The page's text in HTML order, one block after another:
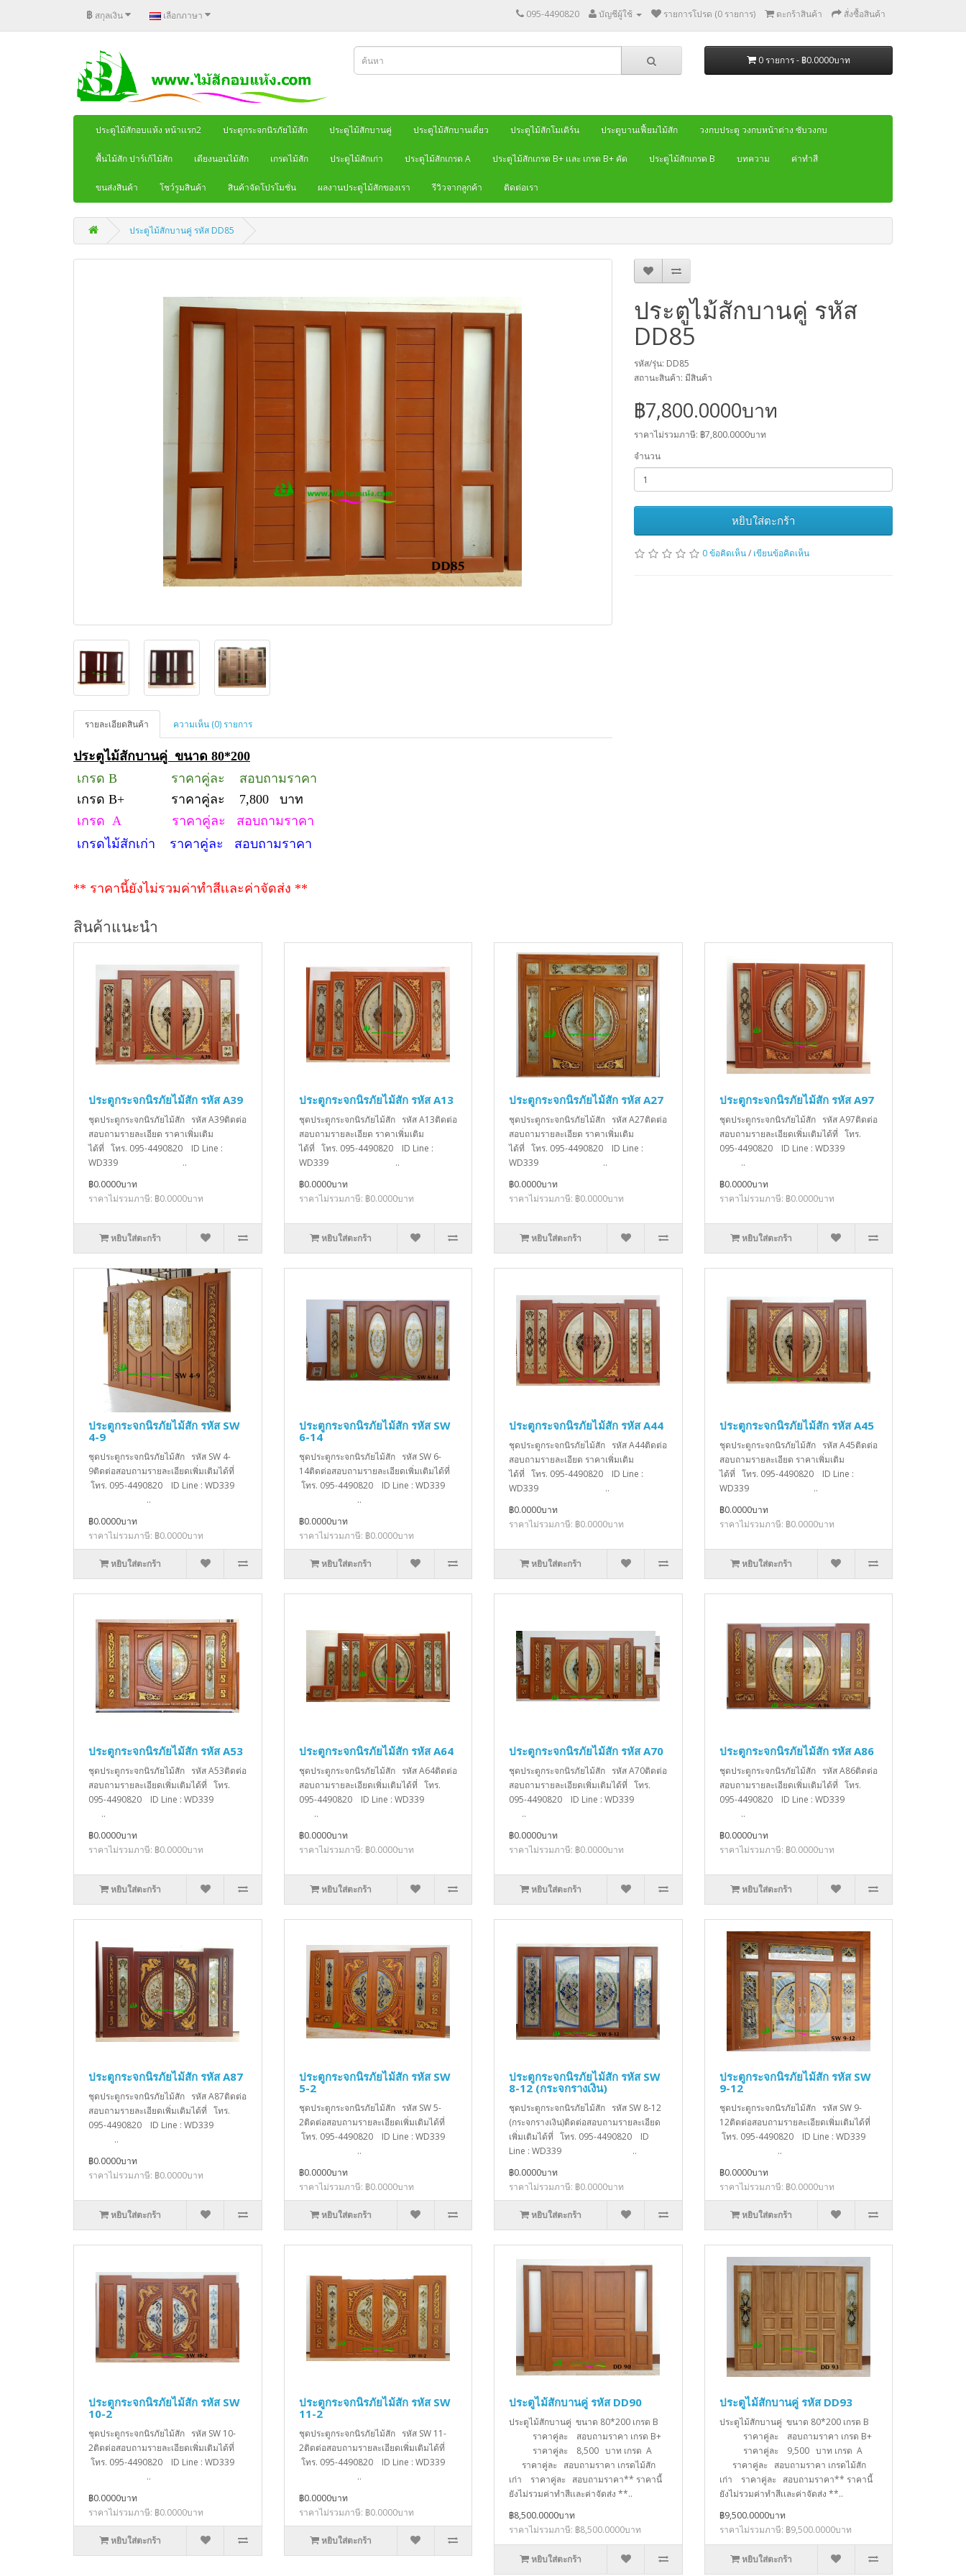
฿ สกุลเงิน เลือกภาษา 095-4490820 บัญชีผู้ใช้ รายการโปรด (0 รายการ) ตะกร้าสินค้า สั่งซื้อสินค้า
0 รายการ - ฿0.0000บาท
ประตูไม้สักอบแห้ง หน้าเเรก2 ประตูกระจกนิรภัยไม้สัก ประตูไม้สักบานคู่ ประตูไม้สักบานเดี่ยว ประตูไม้สักโมเดิร์น ประตูบานเฟี้ยมไม้สัก วงกบประตู วงกบหน้าต่าง ซับวงกบ
พื้นไม้สัก ปาร์เก้ไม้สัก เตียงนอนไม้สัก เกรดไม้สัก ประตูไม้สักเก่า ประตูไม้สักเกรด A ประตูไม้สักเกรด B+ เเละ เกรด B+ คัด ประตูไม้สักเกรด B บทความ ค่าทำสี
ขนส่งสินค้า โชว์รูมสินค้า สินค้าจัดโปรโมชั่น ผลงานประตูไม้สักของเรา รีวิวจากลูกค้า ติดต่อเรา
ประตูไม้สักบานคู่ รหัส DD85
รายละเอียดสินค้า ความเห็น (0) รายการ
ประตูไม้สักบานคู่ ขนาด 80*200
เกรด B ราคาคู่ละ สอบถามราคา
เกรด B+ ราคาคู่ละ 7,800 บาท
เกรด A ราคาคู่ละ สอบถามราคา
เกรดไม้สักเก่า ราคาคู่ละ สอบถามราคา
** ราคานี้ยังไม่รวมค่าทำสีเเละค่าจัดส่ง **
ประตูไม้สักบานคู่ รหัส
DD85
รหัส/รุ่น: DD85
สถานะสินค้า: มีสินค้า
฿7,800.0000บาท
ราคาไม่รวมภาษี: ฿7,800.0000บาท
จำนวน
หยิบใส่ตะกร้า
0 ข้อคิดเห็น/ เขียนข้อคิดเห็น
สินค้าแนะนำ
ประตูกระจกนิรภัยไม้สัก รหัส A39
ชุดประตูกระจกนิรภัยไม้สัก รหัส A39ติดต่อ
สอบถามรายละเอียด ราคาเพิ่มเติม
ได้ที่ โทร. 095-4490820 ID Line :
WD339 ..
฿0.0000บาท
ราคาไม่รวมภาษี: ฿0.0000บาท
หยิบใส่ตะกร้า
ประตูกระจกนิรภัยไม้สัก รหัส A13
ชุดประตูกระจกนิรภัยไม้สัก รหัส A13ติดต่อ
สอบถามรายละเอียด ราคาเพิ่มเติม
ได้ที่ โทร. 095-4490820 ID Line :
WD339 ..
฿0.0000บาท
ราคาไม่รวมภาษี: ฿0.0000บาท
หยิบใส่ตะกร้า
ประตูกระจกนิรภัยไม้สัก รหัส A27
ชุดประตูกระจกนิรภัยไม้สัก รหัส A27ติดต่อ
สอบถามรายละเอียด ราคาเพิ่มเติม
ได้ที่ โทร. 095-4490820 ID Line :
WD339 ..
฿0.0000บาท
ราคาไม่รวมภาษี: ฿0.0000บาท
หยิบใส่ตะกร้า
ประตูกระจกนิรภัยไม้สัก รหัส A97
ชุดประตูกระจกนิรภัยไม้สัก รหัส A97ติดต่อ
สอบถามรายละเอียดเพิ่มเติมได้ที่ โทร.
095-4490820 ID Line : WD339
..
฿0.0000บาท
ราคาไม่รวมภาษี: ฿0.0000บาท
หยิบใส่ตะกร้า
ประตูกระจกนิรภัยไม้สัก รหัส SW
4-9
ชุดประตูกระจกนิรภัยไม้สัก รหัส SW 4-
9ติดต่อสอบถามรายละเอียดเพิ่มเติมได้ที่
โทร. 095-4490820 ID Line : WD339
..
฿0.0000บาท
ราคาไม่รวมภาษี: ฿0.0000บาท
หยิบใส่ตะกร้า
ประตูกระจกนิรภัยไม้สัก รหัส SW
6-14
ชุดประตูกระจกนิรภัยไม้สัก รหัส SW 6-
14ติดต่อสอบถามรายละเอียดเพิ่มเติมได้ที่
โทร. 095-4490820 ID Line : WD339
..
฿0.0000บาท
ราคาไม่รวมภาษี: ฿0.0000บาท
หยิบใส่ตะกร้า
ประตูกระจกนิรภัยไม้สัก รหัส A44
ชุดประตูกระจกนิรภัยไม้สัก รหัส A44ติดต่อ
สอบถามรายละเอียด ราคาเพิ่มเติม
ได้ที่ โทร. 095-4490820 ID Line :
WD339 ..
฿0.0000บาท
ราคาไม่รวมภาษี: ฿0.0000บาท
หยิบใส่ตะกร้า
ประตูกระจกนิรภัยไม้สัก รหัส A45
ชุดประตูกระจกนิรภัยไม้สัก รหัส A45ติดต่อ
สอบถามรายละเอียด ราคาเพิ่มเติม
ได้ที่ โทร. 095-4490820 ID Line :
WD339 ..
฿0.0000บาท
ราคาไม่รวมภาษี: ฿0.0000บาท
หยิบใส่ตะกร้า
ประตูกระจกนิรภัยไม้สัก รหัส A53
ชุดประตูกระจกนิรภัยไม้สัก รหัส A53ติดต่อ
สอบถามรายละเอียดเพิ่มเติมได้ที่ โทร.
095-4490820 ID Line : WD339
..
฿0.0000บาท
ราคาไม่รวมภาษี: ฿0.0000บาท
หยิบใส่ตะกร้า
ประตูกระจกนิรภัยไม้สัก รหัส A64
ชุดประตูกระจกนิรภัยไม้สัก รหัส A64ติดต่อ
สอบถามรายละเอียดเพิ่มเติมได้ที่ โทร.
095-4490820 ID Line : WD339
..
฿0.0000บาท
ราคาไม่รวมภาษี: ฿0.0000บาท
หยิบใส่ตะกร้า
ประตูกระจกนิรภัยไม้สัก รหัส A70
ชุดประตูกระจกนิรภัยไม้สัก รหัส A70ติดต่อ
สอบถามรายละเอียดเพิ่มเติมได้ที่ โทร.
095-4490820 ID Line : WD339
..
฿0.0000บาท
ราคาไม่รวมภาษี: ฿0.0000บาท
หยิบใส่ตะกร้า
ประตูกระจกนิรภัยไม้สัก รหัส A86
ชุดประตูกระจกนิรภัยไม้สัก รหัส A86ติดต่อ
สอบถามรายละเอียดเพิ่มเติมได้ที่ โทร.
095-4490820 ID Line : WD339
..
฿0.0000บาท
ราคาไม่รวมภาษี: ฿0.0000บาท
หยิบใส่ตะกร้า
ประตูกระจกนิรภัยไม้สัก รหัส A87
ชุดประตูกระจกนิรภัยไม้สัก รหัส A87ติดต่อ
สอบถามรายละเอียดเพิ่มเติมได้ที่ โทร.
095-4490820 ID Line : WD339
..
฿0.0000บาท
ราคาไม่รวมภาษี: ฿0.0000บาท
หยิบใส่ตะกร้า
ประตูกระจกนิรภัยไม้สัก รหัส SW
5-2
ชุดประตูกระจกนิรภัยไม้สัก รหัส SW 5-
2ติดต่อสอบถามรายละเอียดเพิ่มเติมได้ที่
โทร. 095-4490820 ID Line : WD339
..
฿0.0000บาท
ราคาไม่รวมภาษี: ฿0.0000บาท
หยิบใส่ตะกร้า
ประตูกระจกนิรภัยไม้สัก รหัส SW
8-12 (กระจกรางเงิน)
ชุดประตูกระจกนิรภัยไม้สัก รหัส SW 8-12
(กระจกรางเงิน)ติดต่อสอบถามรายละเอียด
เพิ่มเติมได้ที่ โทร. 095-4490820 ID
Line : WD339 ..
฿0.0000บาท
ราคาไม่รวมภาษี: ฿0.0000บาท
หยิบใส่ตะกร้า
ประตูกระจกนิรภัยไม้สัก รหัส SW
9-12
ชุดประตูกระจกนิรภัยไม้สัก รหัส SW 9-
12ติดต่อสอบถามรายละเอียดเพิ่มเติมได้ที่
โทร. 095-4490820 ID Line : WD339
..
฿0.0000บาท
ราคาไม่รวมภาษี: ฿0.0000บาท
หยิบใส่ตะกร้า
ประตูกระจกนิรภัยไม้สัก รหัส SW
10-2
ชุดประตูกระจกนิรภัยไม้สัก รหัส SW 10-
2ติดต่อสอบถามรายละเอียดเพิ่มเติมได้ที่
โทร. 095-4490820 ID Line : WD339
..
฿0.0000บาท
ราคาไม่รวมภาษี: ฿0.0000บาท
หยิบใส่ตะกร้า
ประตูกระจกนิรภัยไม้สัก รหัส SW
11-2
ชุดประตูกระจกนิรภัยไม้สัก รหัส SW 11-
2ติดต่อสอบถามรายละเอียดเพิ่มเติมได้ที่
โทร. 095-4490820 ID Line : WD339
..
฿0.0000บาท
ราคาไม่รวมภาษี: ฿0.0000บาท
หยิบใส่ตะกร้า
ประตูไม้สักบานคู่ รหัส DD90
ประตูไม้สักบานคู่ ขนาด 80*200 เกรด B
ราคาคู่ละ สอบถามราคา เกรด B+
ราคาคู่ละ 8,500 บาท เกรด A
ราคาคู่ละ สอบถามราคา เกรดไม้สัก
เก่า ราคาคู่ละ สอบถามราคา** ราคานี้
ยังไม่รวมค่าทำสีเเละค่าจัดส่ง **..
฿8,500.0000บาท
ราคาไม่รวมภาษี: ฿8,500.0000บาท
หยิบใส่ตะกร้า
ประตูไม้สักบานคู่ รหัส DD93
ประตูไม้สักบานคู่ ขนาด 80*200 เกรด B
ราคาคู่ละ สอบถามราคา เกรด B+
ราคาคู่ละ 9,500 บาท เกรด A
ราคาคู่ละ สอบถามราคา เกรดไม้สัก
เก่า ราคาคู่ละ สอบถามราคา** ราคานี้
ยังไม่รวมค่าทำสีเเละค่าจัดส่ง **..
฿9,500.0000บาท
ราคาไม่รวมภาษี: ฿9,500.0000บาท
หยิบใส่ตะกร้า